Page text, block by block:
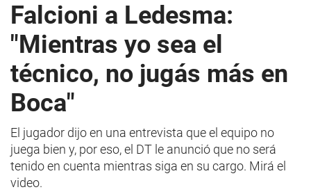
Falcioni a Ledesma:
"Mientras yo sea el
técnico, no jugás más en
Boca"
El jugador dijo en una entrevista que el equipo no
juega bien y, por eso, el DT le anunció que no será
tenido en cuenta mientras siga en su cargo. Mirá el
video.